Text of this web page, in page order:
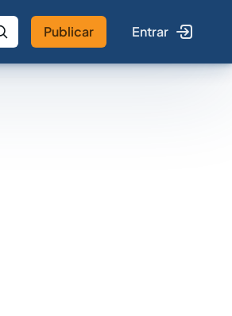
Publicar Entrar